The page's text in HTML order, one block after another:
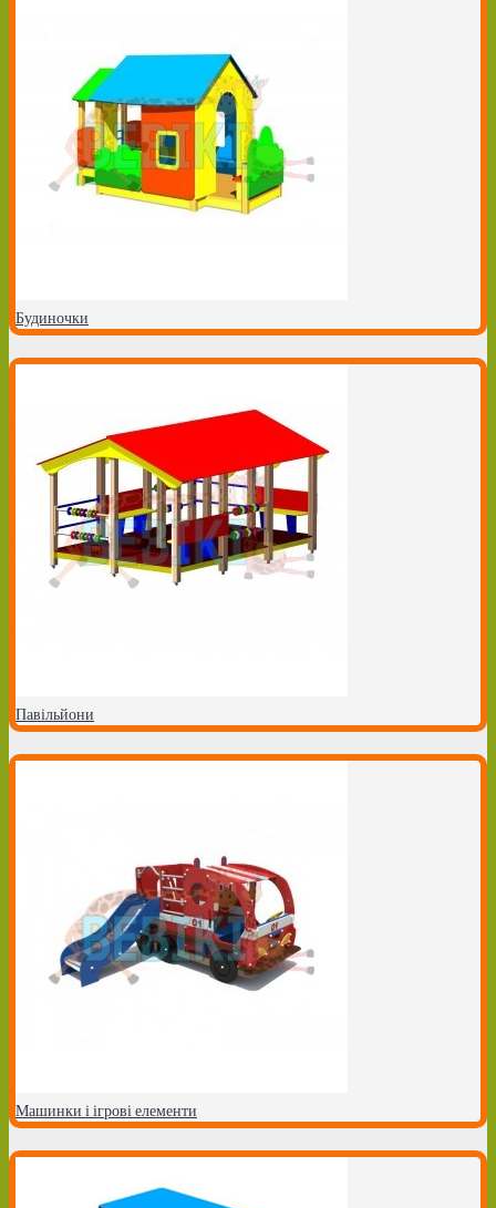
Будиночки
Павільйони
Машинки і ігрові елементи